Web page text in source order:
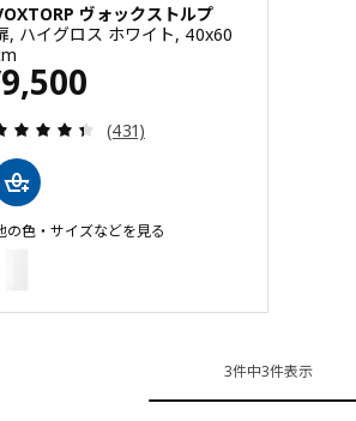
ヴォックストルプ
, ハイグロス ホワイト, 40x60
9,500
格 ¥ 9500
レビュー: 4.4 から 5 星です。
(431)
の色・サイズなどを見る
プション: VOXTORP ヴォックストルプ, 扉,
プション: VOXTORP ヴォックストルプ, 扉,
3件中3件表示